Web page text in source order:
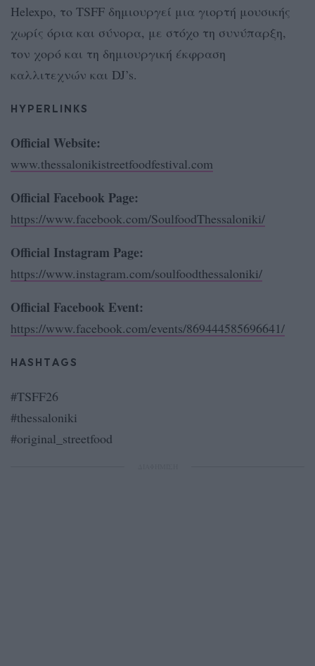
Helexpo, το TSFF δημιουργεί μια γιορτή μουσικής
χωρίς όρια και σύνορα, με στόχο τη συνύπαρξη,
τον χορό και τη δημιουργική έκφραση
καλλιτεχνών και DJ’s.
HYPERLINKS
Official Website:
www.thessalonikistreetfoodfestival.com
Official Facebook Page:
https://www.facebook.com/SoulfoodThessaloniki/
Official Instagram Page:
https://www.instagram.com/soulfoodthessaloniki/
Official Facebook Event:
https://www.facebook.com/events/869444585696641/
HASHTAGS
#TSFF26
#thessaloniki
#original_streetfood